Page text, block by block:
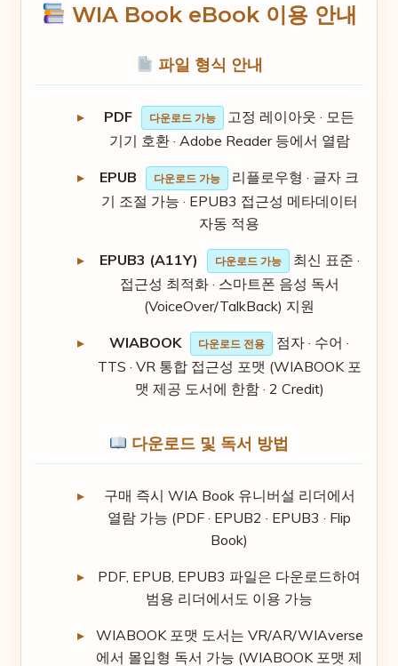
WIA Book eBook 이용 안내
파일 형식 안내
PDF 다운로드 가능
고정 레이아웃 · 모든
기기 호환 · Adobe Reader 등에서 열람
EPUB 다운로드 가능
리플로우형 · 글자 크
기 조절 가능 · EPUB3 접근성 메타데이터
자동 적용
EPUB3 (A11Y) 다운로드 가능
최신 표준 ·
접근성 최적화 · 스마트폰 음성 독서
(VoiceOver/TalkBack) 지원
WIABOOK 다운로드 전용
점자 · 수어 ·
TTS · VR 통합 접근성 포맷 (WIABOOK 포
맷 제공 도서에 한함 · 2 Credit)
다운로드 및 독서 방법
구매 즉시 WIA Book 유니버설 리더에서
열람 가능 (PDF · EPUB2 · EPUB3 · Flip
Book)
PDF, EPUB, EPUB3 파일은 다운로드하여
범용 리더에서도 이용 가능
WIABOOK 포맷 도서는 VR/AR/WIAverse
에서 몰입형 독서 가능 (WIABOOK 포맷 제